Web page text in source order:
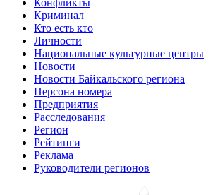
Конфликты
Криминал
Кто есть кто
Личности
Национальные культурные центры
Новости
Новости Байкальского региона
Персона номера
Предприятия
Расследования
Регион
Рейтинги
Реклама
Руководители регионов